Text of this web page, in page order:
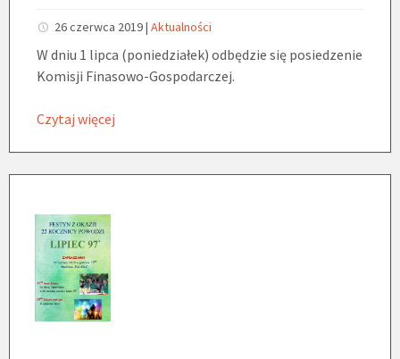
26 czerwca 2019| Aktualności
W dniu 1 lipca (poniedziałek) odbędzie się posiedzenie
Komisji Finasowo-Gospodarczej.
Czytaj więcej